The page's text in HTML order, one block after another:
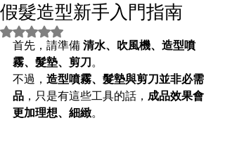
假髮造型新手入門指南
評等為 NaN（最高為 5 顆星）。
首先，請準備 清水、吹風機、造型噴
霧、髮墊、剪刀。
不過， 造型噴霧、髮墊與剪刀並非必需
品 ，只是有這些工具的話， 成品效果會
更加理想、細緻。